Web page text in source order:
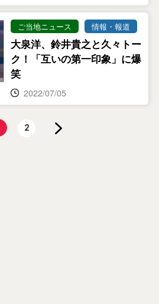
ご当地ニュース 情報・報道
大泉洋、鈴井貴之と久々トー
ク！「互いの第一印象」に爆
笑
2022/07/05
2